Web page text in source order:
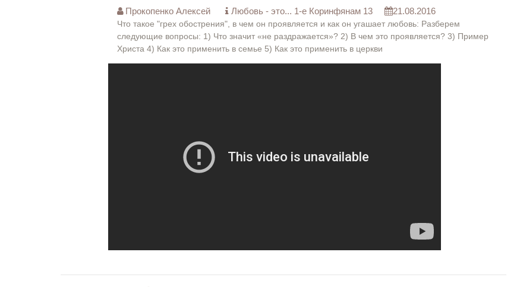
Прокопенко Алексей Любовь - это... 1-е Коринфянам 13 21.08.2016
Что такое "грех обострения", в чем он проявляется и как он угашает любовь: Разберем
следующие вопросы: 1) Что значит «не раздражается»? 2) В чем это проявляется? 3) Пример
Христа 4) Как это применить в семье 5) Как это применить в церкви